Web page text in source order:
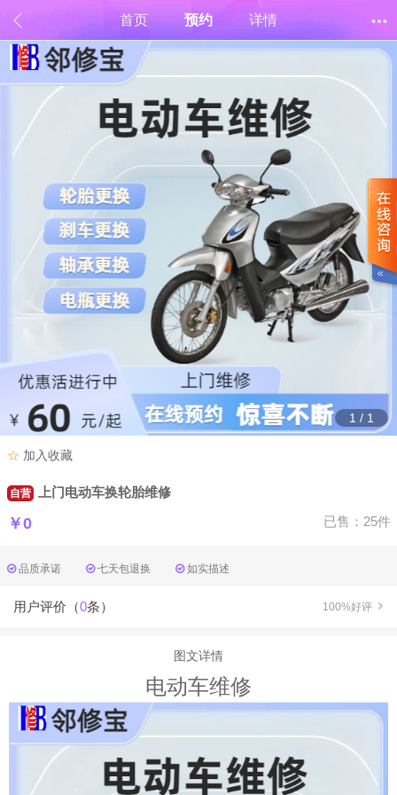
首页 预约 详情
1 / 1
☆ 加入收藏
自营 上门电动车换轮胎维修
￥0 已售：25件
品质承诺 七天包退换 如实描述
用户评价（0条） 100%好评
图文详情
电动车维修